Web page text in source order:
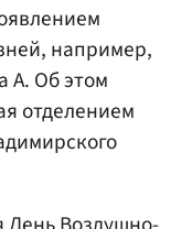
например,
А. Об этом
отделением